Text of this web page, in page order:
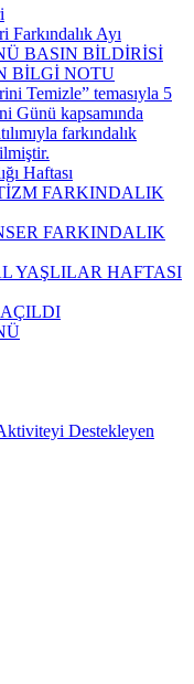
Farkındalık Ayı
BASIN BİLDİRİSİ
BİLGİ NOTU
Temizle” temasıyla 5
Günü kapsamında
farkındalık
Haftası
FARKINDALIK
FARKINDALIK
YAŞLILAR HAFTASI
Destekleyen